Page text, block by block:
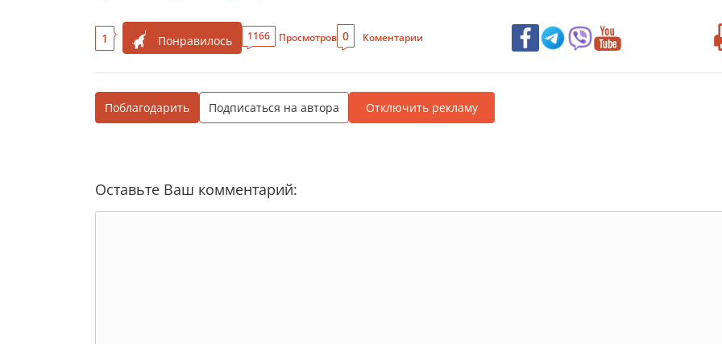
1 Понравилось 1166 Просмотров 0 Коментарии
Поблагодарить Подписаться на автора Отключить рекламу
Оставьте Ваш комментарий: